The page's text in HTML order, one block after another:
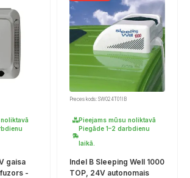
gaisa
-
Preces kods: SW024T01IB
Pieejams mūsu noliktavā
Piegāde 1–2 darbdienu
laikā.
Indel B Sleeping Well 1000
TOP, 24V autonomais